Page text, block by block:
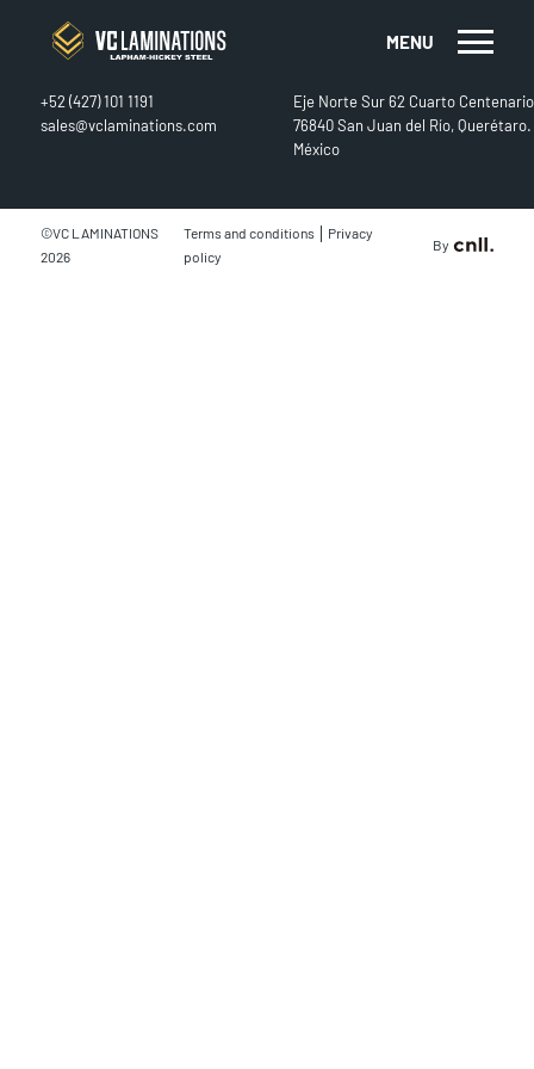
MENU
CONTACT
+52 (427) 101 1191
sales@vclaminations.com
Eje Norte Sur 62 Cuarto Centenario
76840 San Juan del Río, Querétaro.
México
©VC LAMINATIONS
2026
Terms and conditions | Privacy
policy
By